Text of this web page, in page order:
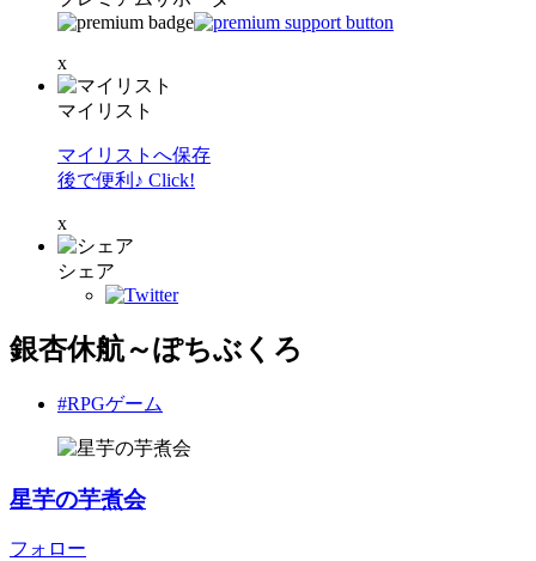
x
マイリスト
マイリストへ保存
後で便利♪ Click!
x
シェア
銀杏休航～ぽちぶくろ
#RPGゲーム
星芋の芋煮会
フォロー